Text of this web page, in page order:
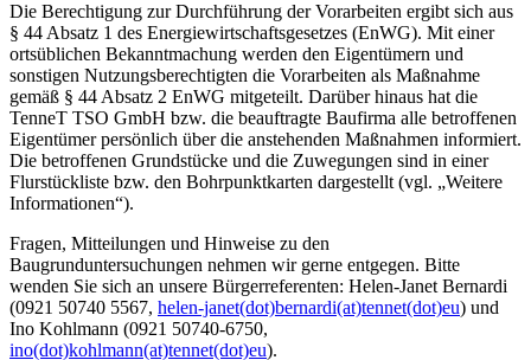
Die Berechtigung zur Durchführung der Vorarbeiten ergibt sich aus
§ 44 Absatz 1 des Energiewirtschaftsgesetzes (EnWG). Mit einer
ortsüblichen Bekanntmachung werden den Eigentümern und
sonstigen Nutzungsberechtigten die Vorarbeiten als Maßnahme
gemäß § 44 Absatz 2 EnWG mitgeteilt. Darüber hinaus hat die
TenneT TSO GmbH bzw. die beauftragte Baufirma alle betroffenen
Eigentümer persönlich über die anstehenden Maßnahmen informiert.
Die betroffenen Grundstücke und die Zuwegungen sind in einer
Flurstückliste bzw. den Bohrpunktkarten dargestellt (vgl. „Weitere
Informationen“).
Fragen, Mitteilungen und Hinweise zu den
Baugrunduntersuchungen nehmen wir gerne entgegen. Bitte
wenden Sie sich an unsere Bürgerreferenten: Helen-Janet Bernardi
(0921 50740 5567, helen-janet(dot)bernardi(at)tennet(dot)eu) und
Ino Kohlmann (0921 50740-6750,
ino(dot)kohlmann(at)tennet(dot)eu).